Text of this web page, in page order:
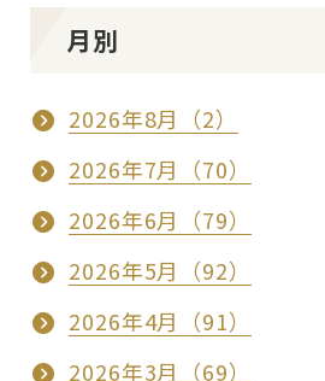
月別
2026年8月（2）
2026年7月（70）
2026年6月（79）
2026年5月（92）
2026年4月（91）
2026年3月（69）